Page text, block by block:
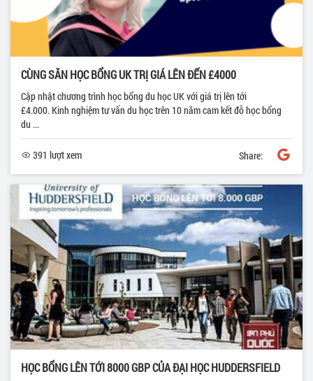
CÙNG SĂN HỌC BỔNG UK TRỊ GIÁ LÊN ĐẾN £4000
Cập nhật chương trình học bổng du học UK với giá trị lên tới
£4.000. Kinh nghiệm tư vấn du học trên 10 năm cam kết đỗ học bổng
du ...
391 lượt xem Share:
HỌC BỔNG LÊN TỚI 8000 GBP CỦA ĐẠI HỌC HUDDERSFIELD